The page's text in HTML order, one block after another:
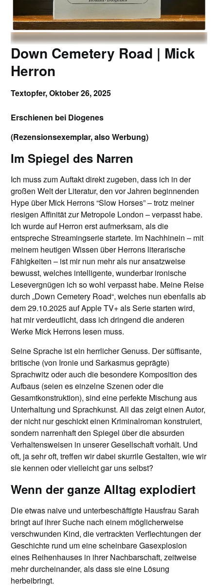
Down Cemetery Road | Mick
Herron
Textopfer,Oktober 26, 2025
Erschienen bei Diogenes
(Rezensionsexemplar, also Werbung)
Im Spiegel des Narren
Ich muss zum Auftakt direkt zugeben, dass ich in der
großen Welt der Literatur, den vor Jahren beginnenden
Hype über Mick Herrons “Slow Horses” – trotz meiner
riesigen Affinität zur Metropole London – verpasst habe.
Ich wurde auf Herron erst aufmerksam, als die
entspreche Streamingserie startete. Im Nachhinein – mit
meinem heutigen Wissen über Herrons literarische
Fähigkeiten – ist mir nun mehr als nur ansatzweise
bewusst, welches intelligente, wunderbar ironische
Lesevergnügen ich so wohl verpasst habe. Meine Reise
durch „Down Cemetery Road“, welches nun ebenfalls ab
dem 29.10.2025 auf Apple TV+ als Serie starten wird,
hat mir verdeutlicht, dass ich dringend die anderen
Werke Mick Herrons lesen muss.
Seine Sprache ist ein herrlicher Genuss. Der süffisante,
britische (von Ironie und Sarkasmus geprägte)
Sprachwitz oder auch die besondere Komposition des
Aufbaus (seien es einzelne Szenen oder die
Gesamtkonstruktion), sind eine perfekte Mischung aus
Unterhaltung und Sprachkunst. All das zeigt einen Autor,
der nicht nur geschickt einen Kriminalroman konstruiert,
sondern narrenhaft den Spiegel über die absurden
Verhaltensweisen in unserer Gesellschaft vorhält. Und
oft, ja sehr oft, treffen wir dabei skurrile Gestalten, wie wir
sie kennen oder vielleicht gar uns selbst?
Wenn der ganze Alltag explodiert
Die etwas naive und unterbeschäftigte Hausfrau Sarah
bringt auf ihrer Suche nach einem möglicherweise
verschwunden Kind, die vertrackten Verflechtungen der
Geschichte rund um eine scheinbare Gasexplosion
eines Reihenhauses in ihrer Nachbarschaft, zeitweise
mehr durcheinander, als dass sie eine Lösung
herbeibringt.